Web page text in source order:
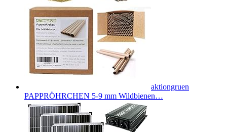
aktiongruen
PAPPRÖHRCHEN 5-9 mm Wildbienen…